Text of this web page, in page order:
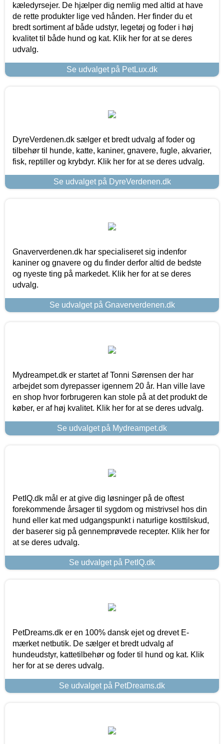
kæledyrsejer. De hjælper dig nemlig med altid at have
de rette produkter lige ved hånden. Her finder du et
bredt sortiment af både udstyr, legetøj og foder i høj
kvalitet til både hund og kat. Klik her for at se deres
udvalg.
Se udvalget på PetLux.dk
DyreVerdenen.dk sælger et bredt udvalg af foder og
tilbehør til hunde, katte, kaniner, gnavere, fugle, akvarier,
fisk, reptiller og krybdyr. Klik her for at se deres udvalg.
Se udvalget på DyreVerdenen.dk
Gnaververdenen.dk har specialiseret sig indenfor
kaniner og gnavere og du finder derfor altid de bedste
og nyeste ting på markedet. Klik her for at se deres
udvalg.
Se udvalget på Gnaververdenen.dk
Mydreampet.dk er startet af Tonni Sørensen der har
arbejdet som dyrepasser igennem 20 år. Han ville lave
en shop hvor forbrugeren kan stole på at det produkt de
køber, er af høj kvalitet. Klik her for at se deres udvalg.
Se udvalget på Mydreampet.dk
PetIQ.dk mål er at give dig løsninger på de oftest
forekommende årsager til sygdom og mistrivsel hos din
hund eller kat med udgangspunkt i naturlige kosttilskud,
der baserer sig på gennemprøvede recepter. Klik her for
at se deres udvalg.
Se udvalget på PetIQ.dk
PetDreams.dk er en 100% dansk ejet og drevet E-
mærket netbutik. De sælger et bredt udvalg af
hundeudstyr, kattetilbehør og foder til hund og kat. Klik
her for at se deres udvalg.
Se udvalget på PetDreams.dk